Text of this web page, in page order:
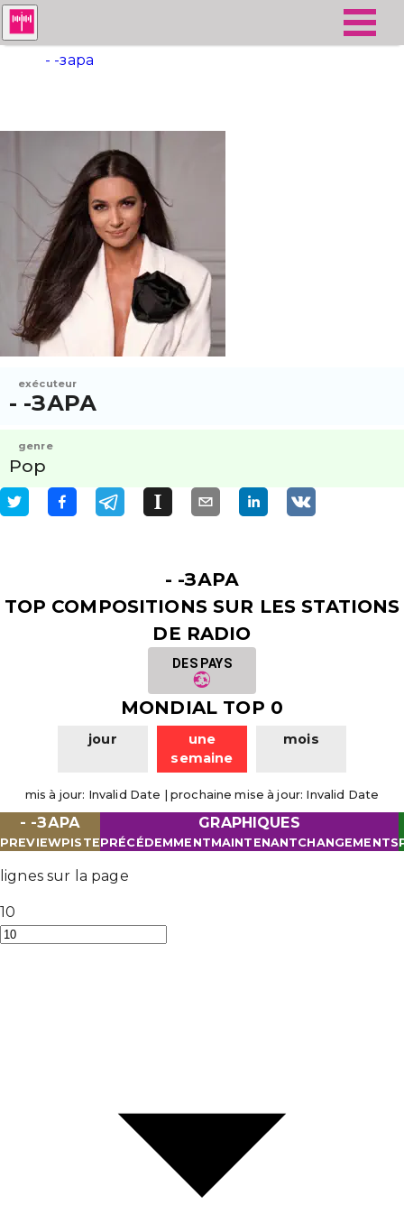
- -зара
exécuteur
- -ЗАРА
genre
Pop
- -ЗАРА
TOP COMPOSITIONS SUR LES STATIONS
DE RADIO
DES PAYS
MONDIAL TOP 0
jour
une
semaine
mois
mis à jour: Invalid Date prochaine mise à jour: Invalid Date
- -ЗАРА
PREVIEWPISTE
GRAPHIQUES
PRÉCÉDEMMENTMAINTENANTCHANGEMENTS
lignes sur la page
10